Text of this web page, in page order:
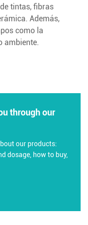
tintas, fibras
Además,
como la
ambiente.
through our
our products:
dosage, how to buy,